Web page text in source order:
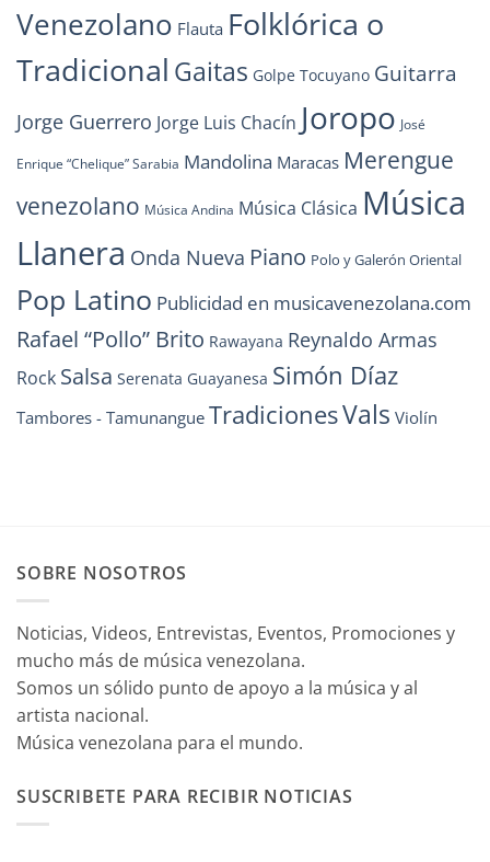
Venezolano Flauta Folklórica o
Tradicional Gaitas Golpe Tocuyano Guitarra
Jorge Guerrero Jorge Luis Chacín Joropo José
Enrique “Chelique” Sarabia Mandolina Maracas Merengue
venezolano Música Andina Música Clásica Música
Llanera Onda Nueva Piano Polo y Galerón Oriental
Pop Latino Publicidad en musicavenezolana.com
Rafael “Pollo” Brito Rawayana Reynaldo Armas
Rock Salsa Serenata Guayanesa Simón Díaz
Tambores - Tamunangue TradicionesVals Violín
SOBRE NOSOTROS
Noticias, Videos, Entrevistas, Eventos, Promociones y
mucho más de música venezolana.
Somos un sólido punto de apoyo a la música y al
artista nacional.
Música venezolana para el mundo.
SUSCRIBETE PARA RECIBIR NOTICIAS